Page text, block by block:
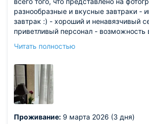
разнообразные и вкусные завтраки -
завтрак :) - хороший и ненавязчивый
приветливый персонал - возможность
приятное постельное бельё - удобная
себя)
Читать полностью
Проживание: 9 марта 2026 (3 дня)